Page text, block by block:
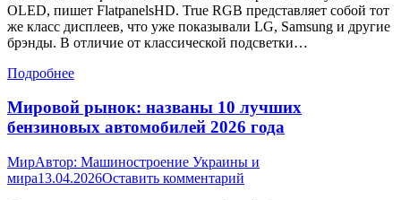
OLED, пишет FlatpanelsHD. True RGB представляет собой тот
же класс дисплеев, что уже показывали LG, Samsung и другие
брэнды. В отличие от классической подсветки…
Подробнее
Мировой рынок: названы 10 лучших
бензиновых автомобилей 2026 года
МирАвтор: Машиностроение Украины и
мира13.04.2026Оставить комментарий